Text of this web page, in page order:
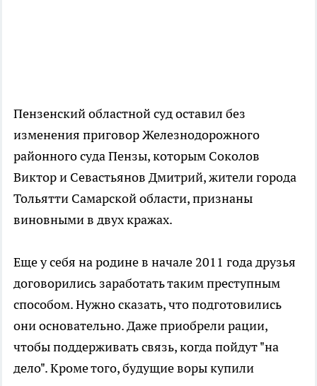
Пензенский областной суд оставил без
изменения приговор Железнодорожного
районного суда Пензы, которым Соколов
Виктор и Севастьянов Дмитрий, жители города
Тольятти Самарской области, признаны
виновными в двух кражах.
Еще у себя на родине в начале 2011 года друзья
договорились заработать таким преступным
способом. Нужно сказать, что подготовились
они основательно. Даже приобрели рации,
чтобы поддерживать связь, когда пойдут "на
дело". Кроме того, будущие воры купили